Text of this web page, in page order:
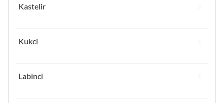
Kastelir
Kukci
Labinci